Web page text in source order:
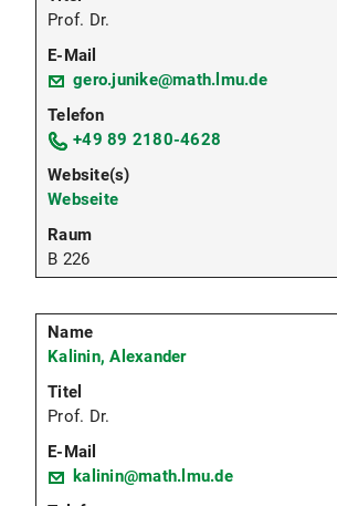
Prof. Dr.
gero.junike@math.lmu.de
+49 89 2180-4628
Webseite
B 226
Kalinin, Alexander
Prof. Dr.
kalinin@math.lmu.de